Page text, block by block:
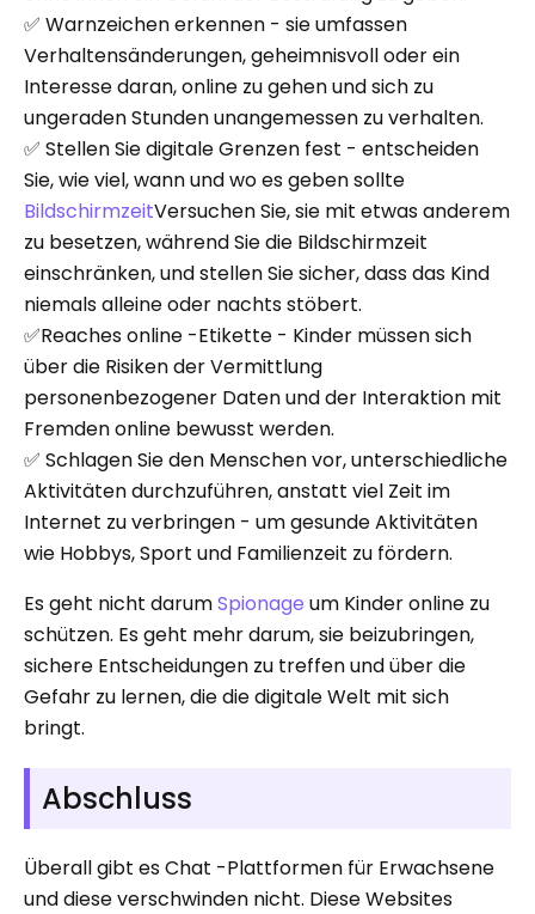
✅ Warnzeichen erkennen - sie umfassen
Verhaltensänderungen, geheimnisvoll oder ein
Interesse daran, online zu gehen und sich zu
ungeraden Stunden unangemessen zu verhalten.
✅ Stellen Sie digitale Grenzen fest - entscheiden
Sie, wie viel, wann und wo es geben sollte
BildschirmzeitVersuchen Sie, sie mit etwas anderem
zu besetzen, während Sie die Bildschirmzeit
einschränken, und stellen Sie sicher, dass das Kind
niemals alleine oder nachts stöbert.
✅Reaches online -Etikette - Kinder müssen sich
über die Risiken der Vermittlung
personenbezogener Daten und der Interaktion mit
Fremden online bewusst werden.
✅ Schlagen Sie den Menschen vor, unterschiedliche
Aktivitäten durchzuführen, anstatt viel Zeit im
Internet zu verbringen - um gesunde Aktivitäten
wie Hobbys, Sport und Familienzeit zu fördern.
Es geht nicht darumSpionage um Kinder online zu
schützen. Es geht mehr darum, sie beizubringen,
sichere Entscheidungen zu treffen und über die
Gefahr zu lernen, die die digitale Welt mit sich
bringt.
Abschluss
Überall gibt es Chat -Plattformen für Erwachsene
und diese verschwinden nicht. Diese Websites